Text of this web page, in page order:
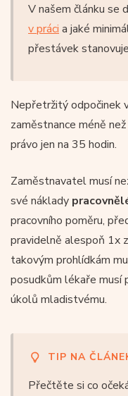
V našem článku se
v práci a jaké
přestávek
Nepřetržitý odpočinek
zaměstnance méně než
právo jen na 35 hodin.
Zaměstnavatel musí
své náklady
pracovního poměru,
pravidelně alespoň 1x
takovým prohlídkám
posudkům lékaře musí
úkolů mladistvému.
TIP NA
Přečtěte si co